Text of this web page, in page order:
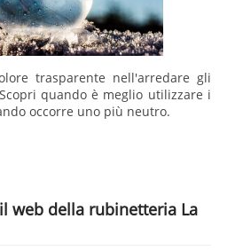
trasparente nell'arredare gli
quando è meglio utilizzare i
occorre uno più neutro.
web della rubinetteria La